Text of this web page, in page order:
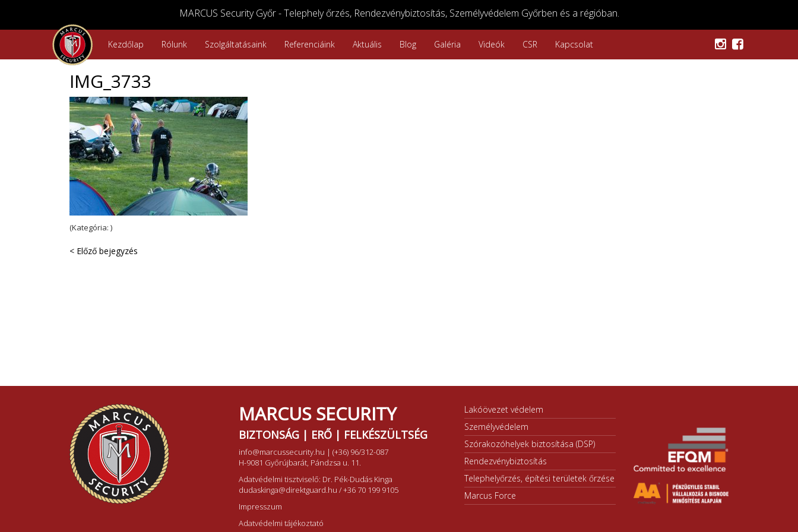
MARCUS Security Győr - Telephely őrzés, Rendezvénybiztosítás, Személyvédelem Győrben és a régióban.
Kezdőlap Rólunk Szolgáltatásaink Referenciáink Aktuális Blog Galéria Videók CSR Kapcsolat
IMG_3733
(Kategória: )
< Előző bejegyzés
MARCUS SECURITY
BIZTONSÁG | ERŐ | FELKÉSZÜLTSÉG
info@marcussecurity.hu | (+36) 96/312-087
H-9081 Győrújbarát, Pándzsa u. 11.
Adatvédelmi tisztviselő: Dr. Pék-Dudás Kinga
dudaskinga@direktguard.hu /+36 70 199 9105
Impresszum
Adatvédelmi tájékoztató
Lakóövezet védelem
Személyvédelem
Szórakozóhelyek biztosítása (DSP)
Rendezvénybiztosítás
Telephelyőrzés, építési területek őrzése
Marcus Force